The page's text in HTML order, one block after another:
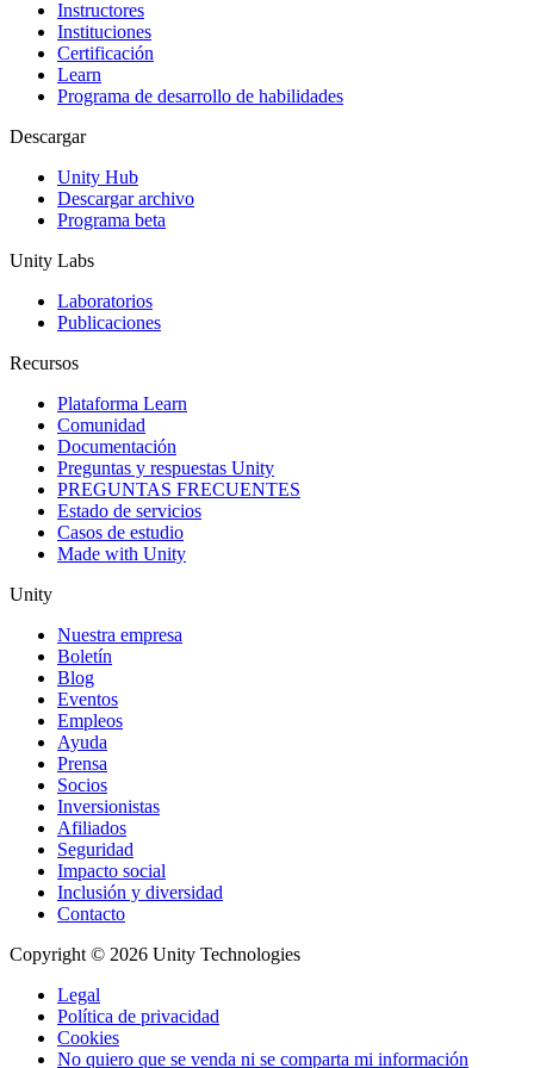
Juegos XR
Lanza juegos XR en múltiples plataformas
Juegos multijugador
Instructores
Instituciones
Certificación
Learn
Programa de desarrollo de habilidades
Descargar
Unity Hub
Descargar archivo
Programa beta
Unity Labs
Laboratorios
Publicaciones
Recursos
Plataforma Learn
Comunidad
Documentación
Preguntas y respuestas Unity
PREGUNTAS FRECUENTES
Estado de servicios
Casos de estudio
Made with Unity
Unity
Nuestra empresa
Boletín
Blog
Eventos
Empleos
Ayuda
Prensa
Socios
Inversionistas
Afiliados
Seguridad
Impacto social
Inclusión y diversidad
Contacto
Copyright © 2026 Unity Technologies
Legal
Política de privacidad
Cookies
No quiero que se venda ni se comparta mi información